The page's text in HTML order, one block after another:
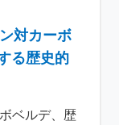
対カーボ
る歴史的
ベルデ、歴